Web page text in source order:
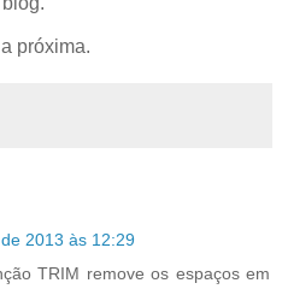
próxima.
2013 às 12:29
TRIM remove os espaços em